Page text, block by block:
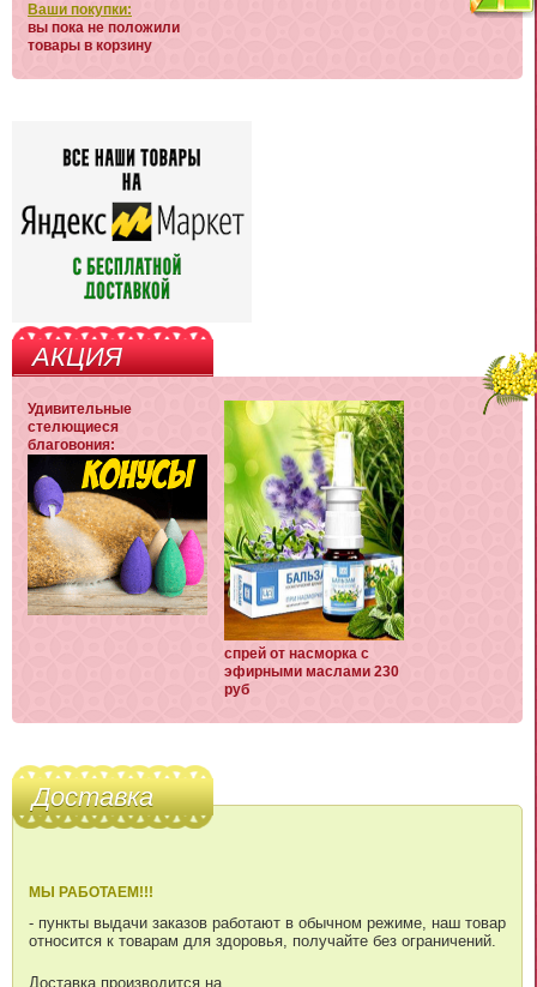
Ваши покупки:
вы пока не положили
товары в корзину
АКЦИЯ
Удивительные
стелющиеся
благовония:
спрей от насморка с
эфирными маслами 230
руб
Доставка
МЫ РАБОТАЕМ!!!
- пункты выдачи заказов работают в обычном режиме, наш товар
относится к товарам для здоровья, получайте без ограничений.
Доставка производится на